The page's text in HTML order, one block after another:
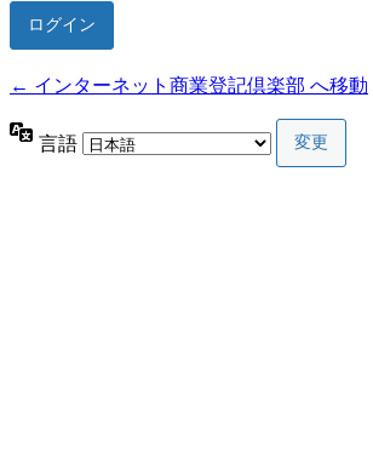
← インターネット商業登記倶楽部 へ移動
言語